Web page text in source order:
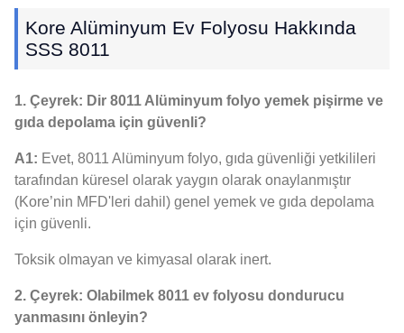
Kore Alüminyum Ev Folyosu Hakkında
SSS 8011
1. Çeyrek: Dir 8011 Alüminyum folyo yemek pişirme ve
gıda depolama için güvenli?
A1: Evet, 8011 Alüminyum folyo, gıda güvenliği yetkilileri
tarafından küresel olarak yaygın olarak onaylanmıştır
(Kore’nin MFD'leri dahil) genel yemek ve gıda depolama
için güvenli.
Toksik olmayan ve kimyasal olarak inert.
2. Çeyrek: Olabilmek 8011 ev folyosu dondurucu
yanmasını önleyin?